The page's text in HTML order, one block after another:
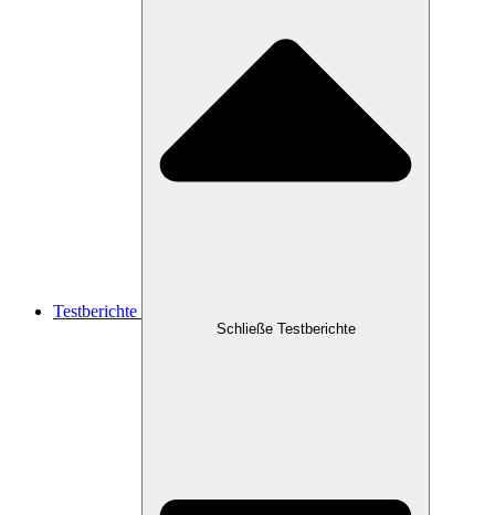
Testberichte
Schließe Testberichte